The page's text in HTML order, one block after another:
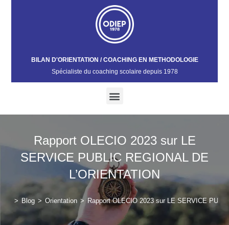
BILAN D'ORIENTATION / COACHING EN METHODOLOGIE
Spécialiste du coaching scolaire depuis 1978​
Rapport OLECIO 2023 sur LE
SERVICE PUBLIC REGIONAL DE
L’ORIENTATION
> Blog > Orientation > Rapport OLECIO 2023 sur LE SERVICE